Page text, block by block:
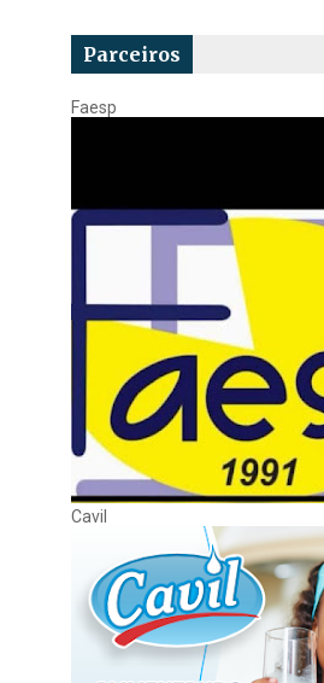
Parceiros
Faesp
Cavil